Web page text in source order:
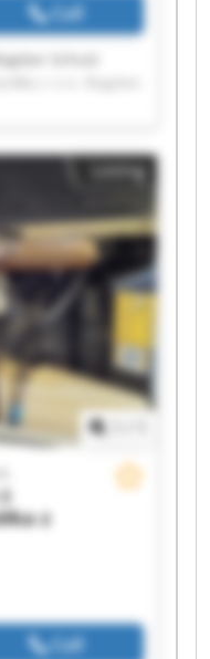
Call
Schulz
Spółka z o.o.
z o.o. Bogdan
Spółka z o.o.
Schulz
z o.o. Bogdan
Spółka z o.o.
Schulz
z o.o. Bogdan
Spółka z o.o.
Listing
z
Call